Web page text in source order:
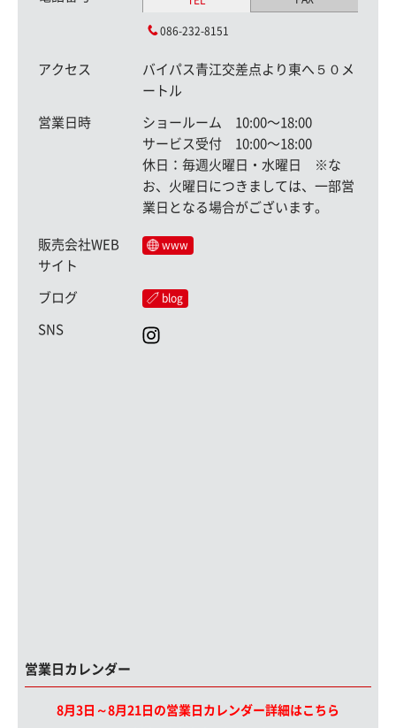
086-232-8151
アクセス
バイパス青江交差点より東へ５０メ
ートル
営業日時
ショールーム 10:00〜18:00
サービス受付 10:00〜18:00
休日：毎週火曜日・水曜日 ※な
お、火曜日につきましては、一部営
業日となる場合がございます。
販売会社WEB
サイト
www
ブログ blog
SNS
営業日カレンダー
8月3日～8月21日の営業日カレンダー詳細はこちら